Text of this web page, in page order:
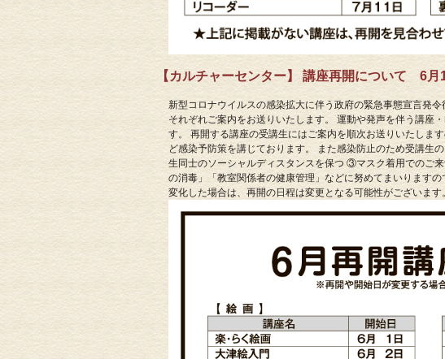
【カルチャーセンター】 講座再開について 6
新型コロナウイルスの感染拡大に伴う政府の緊急事態宣言発
それぞれご案内をお送りいたします。 運動や発声を伴う講座
す。 再開する講座の受講生にはご案内を順次お送りいたしま
ど感染予防策を講じております。 また感染防止のため受講
生同士のソーシャルディスタンスを保つ ③マスク着用でのご
の消毒」「教室関係者の健康管理」などに努めてまいります
変化した場合は、再開の日程は変更となる可能性がございます。